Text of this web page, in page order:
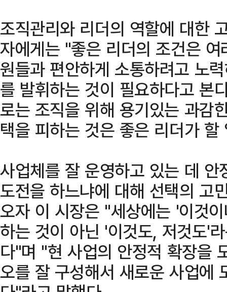
조직관리와 리더의 역할에 대한
자에게는 "좋은 리더의 조건은
원들과 편안하게 소통하려고 노
를 발휘하는 것이 필요하다고 본
로는 조직을 위해 용기있는 과감
택을 피하는 것은 좋은 리더가
사업체를 잘 운영하고 있는 데
도전을 하느냐에 대해 선택의 고
오자 이 시장은 "세상에는 '이것
하는 것이 아닌 '이것도, 저것도'
다"며 "현 사업의 안정적 확장을
오를 잘 구성해서 새로운 사업에